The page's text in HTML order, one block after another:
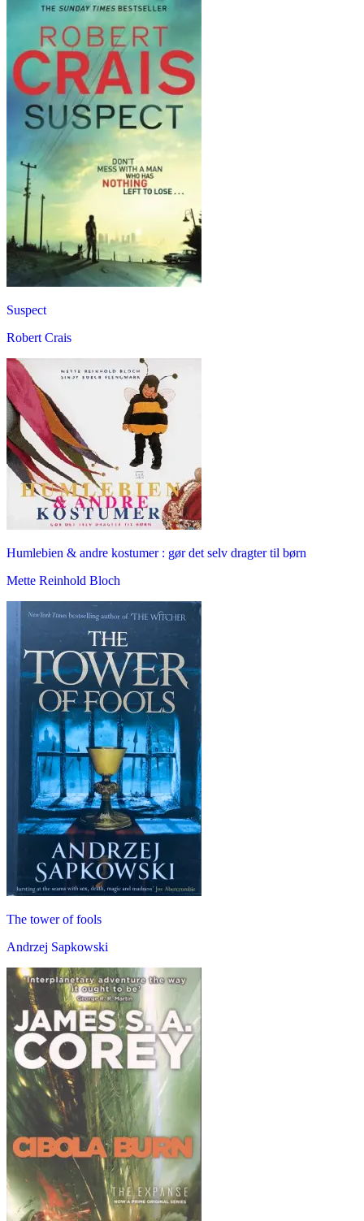
Suspect
Robert Crais
Humlebien & andre kostumer : gør det selv dragter til børn
Mette Reinhold Bloch
The tower of fools
Andrzej Sapkowski